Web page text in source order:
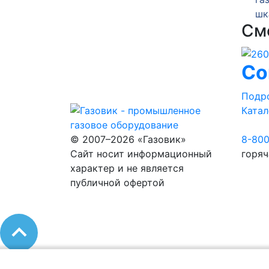
© 2007–2026 «Газовик»
Сайт носит информационный
характер и не является
публичной офертой
8-